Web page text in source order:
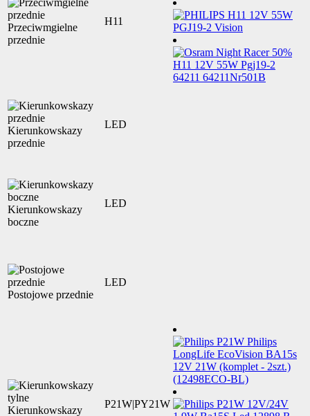
Przeciwmgielne
przednie
H11
Kierunkowskazy
przednie
LED
Kierunkowskazy
boczne
LED
Postojowe przednie
LED
Kierunkowskazy
P21W|PY21W